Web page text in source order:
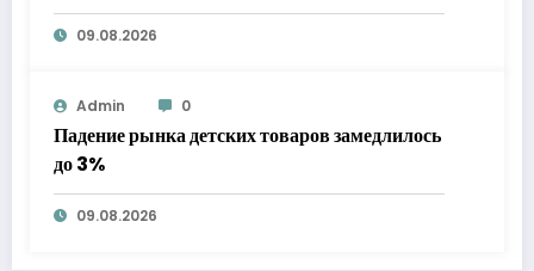
декрета Совнаркома о новой экономической
политике
09.08.2026
Admin 0
Падение рынка детских товаров замедлилось
до 3%
09.08.2026